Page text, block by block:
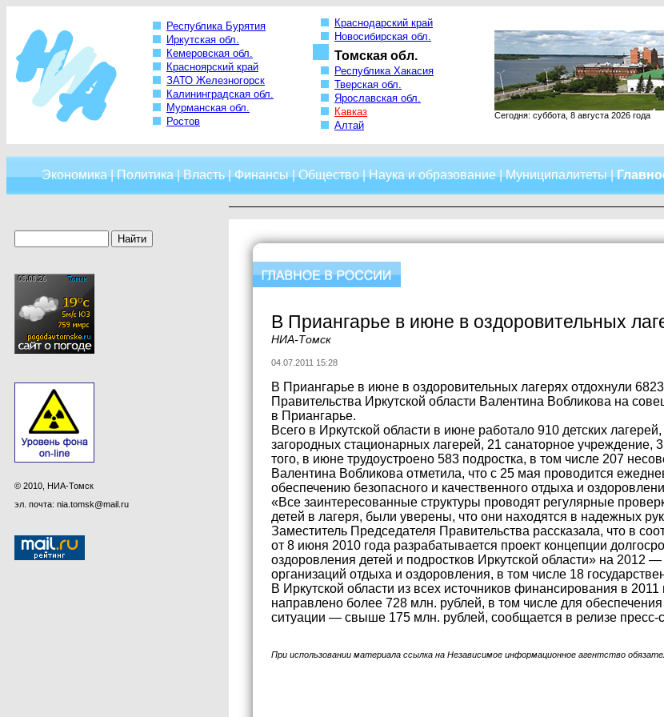
Республика Бурятия
Иркутская обл.
Кемеровская обл.
Красноярский край
ЗАТО Железногорск
Калининградская обл.
Мурманская обл.
Ростов
Краснодарский край
Новосибирская обл.
Томская обл.
Республика Хакасия
Тверская обл.
Ярославская обл.
Кавказ
Алтай
Сегодня: суббота, 8 августа 2026 года
Экономика|Политика|Власть|Финансы|Общество|Наука и образование|Муниципалитеты|
© 2010, НИА-Томск
эл. почта: nia.tomsk@mail.ru
В Приангарье в июне в оздоровительных
НИА-Томск
04.07.2011 15:28
В Приангарье в июне в оздоровительных лагерях отдохнули
Правительства Иркутской области Валентина Вобликова на
в Приангарье.
Всего в Иркутской области в июне работало 910 детских
загородных стационарных лагерей, 21 санаторное учреждение,
того, в июне трудоустроено 583 подростка, в том числе 207
Валентина Вобликова отметила, что с 25 мая проводится
обеспечению безопасного и качественного отдыха и
«Все заинтересованные структуры проводят регулярные
детей в лагеря, были уверены, что они находятся в надежных
Заместитель Председателя Правительства рассказала, что в
от 8 июня 2010 года разрабатывается проект концепции
оздоровления детей и подростков Иркутской области» на 2012
организаций отдыха и оздоровления, в том числе 18
В Иркутской области из всех источников финансирования в
направлено более 728 млн. рублей, в том числе для
ситуации — свыше 175 млн. рублей, сообщается в релизе пресс-
При использовании материала ссылка на Независимое информационное агентство